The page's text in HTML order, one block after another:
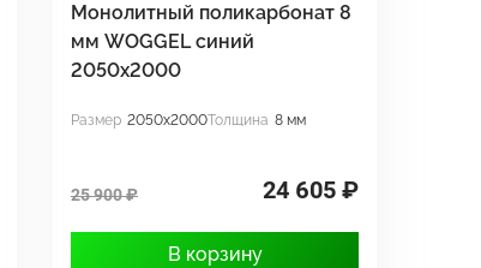
Монолитный поликарбонат 8
мм WOGGEL синий
2050х2000
Размер 2050x2000Толщина 8 мм
25 900 ₽ 24 605 ₽
В корзину